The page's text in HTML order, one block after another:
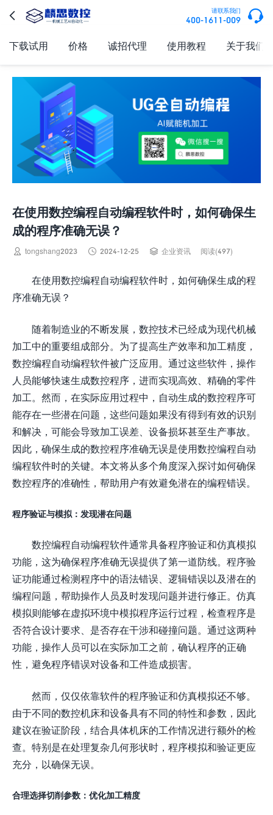
 请联系我们
400-1611-009 
下载试用 价格 诚招代理 使用教程 关于我们
在使用数控编程自动编程软件时，如何确保生
成的程序准确无误？
 tongshang2023  2024-12-25  企业资讯 阅读(497)
在使用数控编程自动编程软件时，如何确保生成的程
序准确无误？
随着制造业的不断发展，数控技术已经成为现代机械
加工中的重要组成部分。为了提高生产效率和加工精度，
数控编程自动编程软件被广泛应用。通过这些软件，操作
人员能够快速生成数控程序，进而实现高效、精确的零件
加工。然而，在实际应用过程中，自动生成的数控程序可
能存在一些潜在问题，这些问题如果没有得到有效的识别
和解决，可能会导致加工误差、设备损坏甚至生产事故。
因此，确保生成的数控程序准确无误是使用数控编程自动
编程软件时的关键。本文将从多个角度深入探讨如何确保
数控程序的准确性，帮助用户有效避免潜在的编程错误。
程序验证与模拟：发现潜在问题
数控编程自动编程软件通常具备程序验证和仿真模拟
功能，这为确保程序准确无误提供了第一道防线。程序验
证功能通过检测程序中的语法错误、逻辑错误以及潜在的
编程问题，帮助操作人员及时发现问题并进行修正。仿真
模拟则能够在虚拟环境中模拟程序运行过程，检查程序是
否符合设计要求、是否存在干涉和碰撞问题。通过这两种
功能，操作人员可以在实际加工之前，确认程序的正确
性，避免程序错误对设备和工件造成损害。
然而，仅仅依靠软件的程序验证和仿真模拟还不够。
由于不同的数控机床和设备具有不同的特性和参数，因此
建议在验证阶段，结合具体机床的工作情况进行额外的检
查。特别是在处理复杂几何形状时，程序模拟和验证更应
充分，以确保无误。
合理选择切削参数：优化加工精度